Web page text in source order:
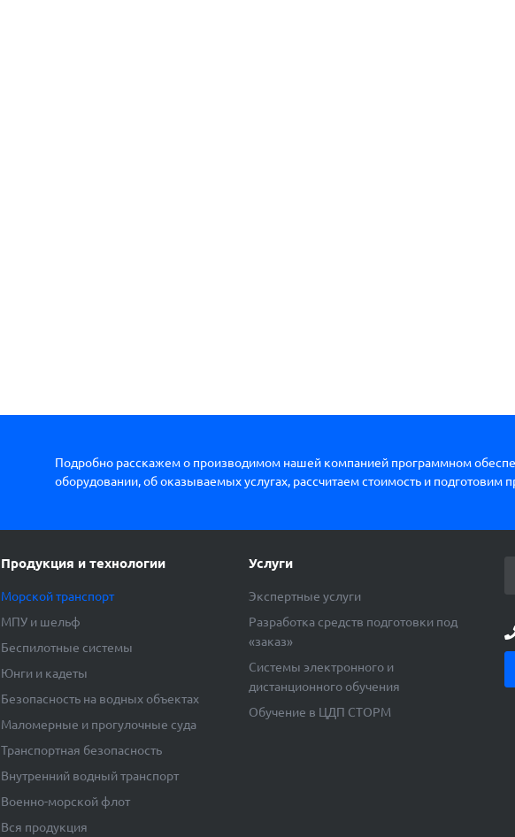
Подробно расскажем о производимом нашей компанией программном
оборудовании, об оказываемых услугах, рассчитаем стоимость и подготовим
Продукция и технологии
Морской транспорт
МПУ и шельф
Беспилотные системы
Юнги и кадеты
Безопасность на водных объектах
Маломерные и прогулочные суда
Транспортная безопасность
Внутренний водный транспорт
Военно-морской флот
Вся продукция
Услуги
Экспертные услуги
Разработка средств подготовки под
«заказ»
Системы электронного и
дистанционного обучения
Обучение в ЦДП СТОРМ